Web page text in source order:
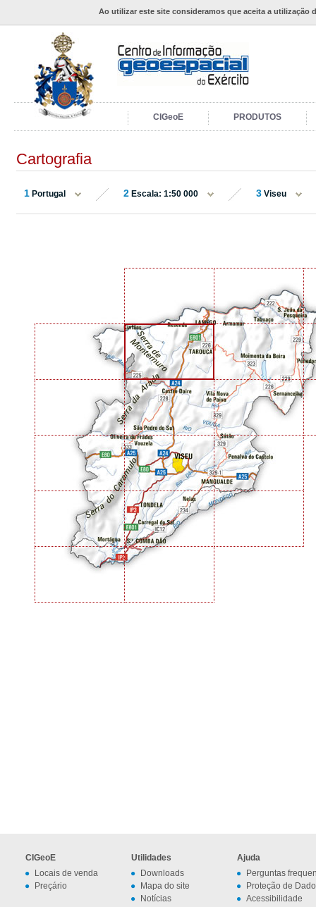
Ao utilizar este site consideramos que aceita a utilização
CIGeoE PRODUTOS
Cartografia
1 Portugal 2 Escala: 1:50 000 3 Viseu
CIGeoE
Locais de venda
Preçário
Utilidades
Downloads
Mapa do site
Notícias
Ajuda
Perguntas
Proteção de
Acessibilidade